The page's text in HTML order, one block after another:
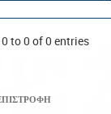
to 0 of 0 entries